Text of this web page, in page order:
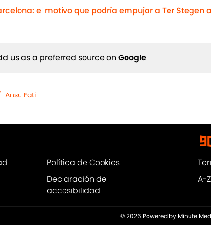
el motivo que podría empujar a Ter Stegen
us as a preferred source on Google
Ansu Fati
Política de Cookies
Declaración de
accesibilidad
A-
© 2026 Powered by Minute